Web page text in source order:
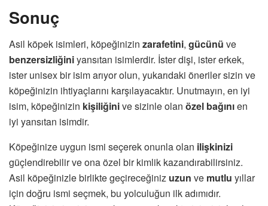
Sonuç
Asil köpek isimleri, köpeğinizin zarafetini, gücünü ve
benzersizliğiniyansıtan isimlerdir. İster dişi, ister erkek,
ister unisex bir isim arıyor olun, yukarıdaki öneriler sizin ve
köpeğinizin ihtiyaçlarını karşılayacaktır. Unutmayın, en iyi
isim, köpeğinizin kişiliğinive sizinle olan özel bağınıen
iyi yansıtan isimdir.
Köpeğinize uygun ismi seçerek onunla olan ilişkinizi
güçlendirebilir ve ona özel bir kimlik kazandırabilirsiniz.
Asil köpeğinizle birlikte geçireceğiniz uzun ve mutlu yıllar
için doğru ismi seçmek, bu yolculuğun ilk adımıdır.